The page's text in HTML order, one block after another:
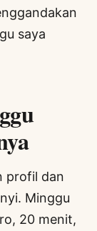
saya
profil dan
Minggu
20 menit,